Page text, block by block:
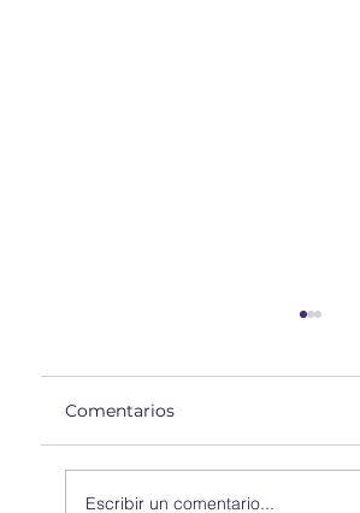
Comentarios
Escribir un comentario...